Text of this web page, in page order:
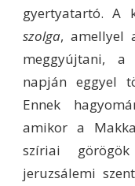
gyertyatartó. A
szolga, amellyel
meggyújtani, a
napján eggyel
Ennek
amikor a
szíriai
jeruzsálemi